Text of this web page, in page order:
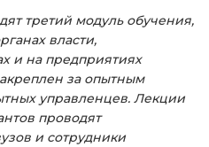
третий модуль обучения,
власти,
и на предприятиях
за опытным
управленцев. Лекции
проводят
и сотрудники